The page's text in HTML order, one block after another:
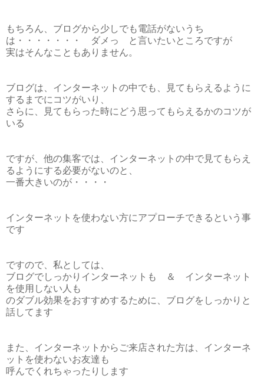
もちろん、ブログから少しでも電話がないうち
は・・・・・・・ ダメっ と言いたいところですが
実はそんなこともありません。
ブログは、インターネットの中でも、見てもらえるように
するまでにコツがいり、
さらに、見てもらった時にどう思ってもらえるかのコツが
いる
ですが、他の集客では、インターネットの中で見てもらえ
るようにする必要がないのと、
一番大きいのが・・・・
インターネットを使わない方にアプローチできるという事
です
ですので、私としては、
ブログでしっかりインターネットも ＆ インターネット
を使用しない人も
のダブル効果をおすすめするために、ブログをしっかりと
話してます
また、インターネットからご来店された方は、インターネ
ットを使わないお友達も
呼んでくれちゃったりします